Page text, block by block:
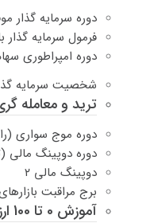
دوره سرمایه گذار
فرمول سرمایه گذار
دوره امپراطوری
شخصیت سرمایه
ترید و معامله
دوره موج سواری
دوره دوپینگ مالی
دوپینگ مالی ۲
برج مراقبت
آموزش 0 تا 100 ارز دیجیتال